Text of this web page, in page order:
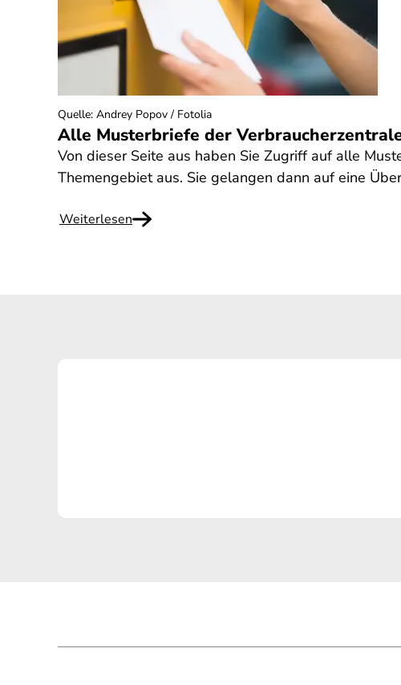
Alle Musterbriefe der
Von dieser Seite aus haben Sie Zugriff auf alle
Themengebiet aus. Sie gelangen dann auf eine
Weiterlesen
Quelle: Andrey Popov / Fotolia